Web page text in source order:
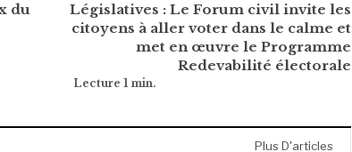
du
Législatives : Le Forum civil invite les
citoyens à aller voter dans le calme et
met en œuvre le Programme
Redevabilité électorale
Plus D'articles